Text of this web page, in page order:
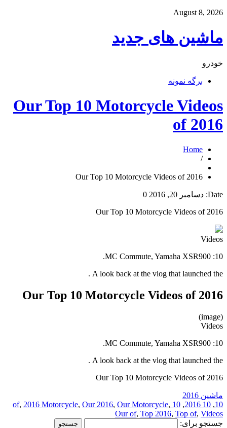
August 8, 2026
ماشین های جدید
خودرو
برگه نمونه
Our Top 10 Motorcycle Videos
of 2016
Home
/
Our Top 10 Motorcycle Videos of 2016
Date: دسامبر 20, 2016
0
Our Top 10 Motorcycle Videos of 2016
Videos
10: MC Commute, Yamaha XSR900.
A look back at the vlog that launched the .
Our Top 10 Motorcycle Videos of 2016
(image)
Videos
10: MC Commute, Yamaha XSR900.
A look back at the vlog that launched the .
Our Top 10 Motorcycle Videos of 2016
ماشین 2016
10
,
10 2016
,
10 of
, 2016 Motorcycle, Our 2016, Our Motorcycle,
Our of, Top 2016, Top of, Videos
جستجو برای: